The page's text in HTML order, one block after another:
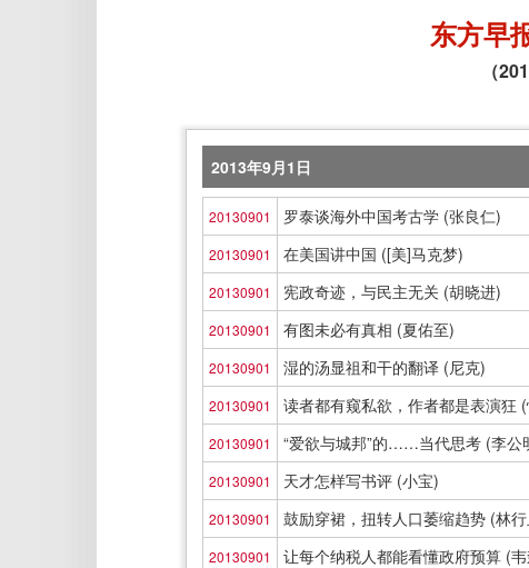
东方早
（
2013年9月1日
20130901 罗泰谈海外中国考古学 (张良仁)
20130901 在美国讲中国 ([美]马克梦)
20130901 宪政奇迹，与民主无关 (胡晓进)
20130901 有图未必有真相 (夏佑至)
20130901 湿的汤显祖和干的翻译 (尼克)
20130901 读者都有窥私欲，作者都是表演狂
20130901 “爱欲与城邦”的……当代思考 (李公
20130901 天才怎样写书评 (小宝)
20130901 鼓励穿裙，扭转人口萎缩趋势 (林
20130901 让每个纳税人都能看懂政府预算 (